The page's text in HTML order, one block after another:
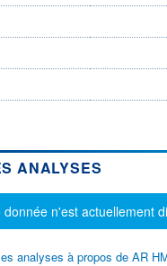
ANALYSES
d'information
donnée n'est actuellement
analyses à propos de AR